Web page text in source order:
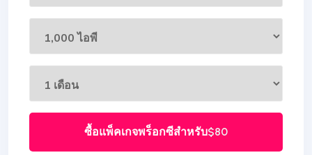
ซื้อแพ็คเกจพร็อกซีสำหรับ$80